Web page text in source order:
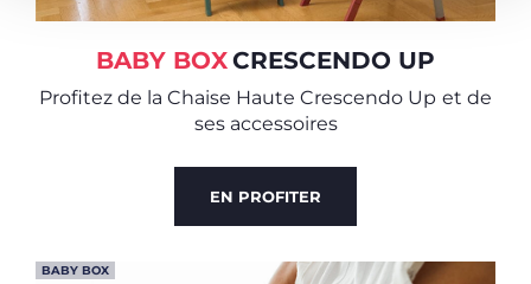
BABY BOXCRESCENDO UP
Profitez de la Chaise Haute Crescendo Up et de
ses accessoires
EN PROFITER
BABY BOX